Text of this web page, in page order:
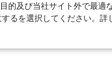
的及び当社サイト外で最適
るを選択してください。詳